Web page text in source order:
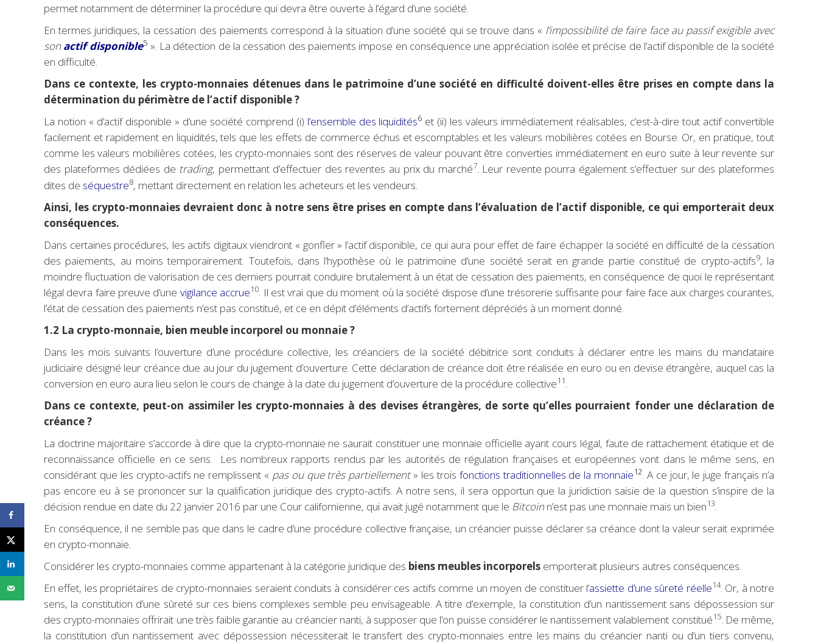
permet notamment de déterminer la procédure qui devra être ouverte à l’égard d’une société.
En termes juridiques, la cessation des paiements correspond à la situation d’une société qui se trouve dans « l’impossibilité de faire face au passif exigible avec
sonactif disponible5 ». La détection de la cessation des paiements impose en conséquence une appréciation isolée et précise de l’actif disponible de la société
en difficulté.
Dans ce contexte, les crypto-monnaies détenues dans le patrimoine d’une société en difficulté doivent-elles être prises en compte dans la
détermination du périmètre de l’actif disponible ?
La notion « d’actif disponible » d’une société comprend (i) l’ensemble des liquidités6 et (ii) les valeurs immédiatement réalisables, c’est-à-dire tout actif convertible
facilement et rapidement en liquidités, tels que les effets de commerce échus et escomptables et les valeurs mobilières cotées en Bourse. Or, en pratique, tout
comme les valeurs mobilières cotées, les crypto-monnaies sont des réserves de valeur pouvant être converties immédiatement en euro suite à leur revente sur
des plateformes dédiées de trading, permettant d’effectuer des reventes au prix du marché7 Leur revente pourra également s’effectuer sur des plateformes
dites de séquestre8, mettant directement en relation les acheteurs et les vendeurs.
Ainsi, les crypto-monnaies devraient donc à notre sens être prises en compte dans l’évaluation de l’actif disponible, ce qui emporterait deux
conséquences.
Dans certaines procédures, les actifs digitaux viendront « gonfler » l’actif disponible, ce qui aura pour effet de faire échapper la société en difficulté de la cessation
des paiements, au moins temporairement. Toutefois, dans l’hypothèse où le patrimoine d’une société serait en grande partie constitué de crypto-actifs9, la
moindre fluctuation de valorisation de ces derniers pourrait conduire brutalement à un état de cessation des paiements, en conséquence de quoi le représentant
légal devra faire preuve d’une vigilance accrue10 . Il est vrai que du moment où la société dispose d’une trésorerie suffisante pour faire face aux charges courantes,
l’état de cessation des paiements n’est pas constitué, et ce en dépit d’éléments d’actifs fortement dépréciés à un moment donné.
1.2 La crypto-monnaie, bien meuble incorporel ou monnaie ?
Dans les mois suivants l’ouverture d’une procédure collective, les créanciers de la société débitrice sont conduits à déclarer entre les mains du mandataire
judiciaire désigné leur créance due au jour du jugement d’ouverture. Cette déclaration de créance doit être réalisée en euro ou en devise étrangère, auquel cas la
conversion en euro aura lieu selon le cours de change à la date du jugement d’ouverture de la procédure collective11
Dans ce contexte, peut-on assimiler les crypto-monnaies à des devises étrangères, de sorte qu’elles pourraient fonder une déclaration de
créance ?
La doctrine majoritaire s’accorde à dire que la crypto-monnaie ne saurait constituer une monnaie officielle ayant cours légal, faute de rattachement étatique et de
reconnaissance officielle en ce sens. Les nombreux rapports rendus par les autorités de régulation françaises et européennes vont dans le même sens, en
considérant que les crypto-actifs ne remplissent « pas ou que très partiellement» les trois fonctions traditionnelles de la monnaie12 . A ce jour, le juge français n’a
pas encore eu à se prononcer sur la qualification juridique des crypto-actifs. A notre sens, il sera opportun que la juridiction saisie de la question s’inspire de la
décision rendue en date du 22 janvier 2016 par une Cour californienne, qui avait jugé notamment que le Bitcoinn’est pas une monnaie mais un bien13
En conséquence, il ne semble pas que dans le cadre d’une procédure collective française, un créancier puisse déclarer sa créance dont la valeur serait exprimée
en crypto-monnaie.
Considérer les crypto-monnaies comme appartenant à la catégorie juridique des biens meubles incorporels emporterait plusieurs autres conséquences.
En effet, les propriétaires de crypto-monnaies seraient conduits à considérer ces actifs comme un moyen de constituer l’assiette d’une sûreté réelle14. Or, à notre
sens, la constitution d’une sûreté sur ces biens complexes semble peu envisageable. A titre d’exemple, la constitution d’un nantissement sans dépossession sur
des crypto-monnaies offrirait une très faible garantie au créancier nanti, à supposer que l’on puisse considérer le nantissement valablement constitué15. De même,
la constitution d’un nantissement avec dépossession nécessiterait le transfert des crypto-monnaies entre les mains du créancier nanti ou d’un tiers convenu,